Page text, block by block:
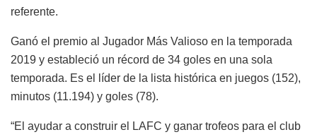
referente.
Ganó el premio al Jugador Más Valioso en la temporada
2019 y estableció un récord de 34 goles en una sola
temporada. Es el líder de la lista histórica en juegos (152),
minutos (11.194) y goles (78).
“El ayudar a construir el LAFC y ganar trofeos para el club